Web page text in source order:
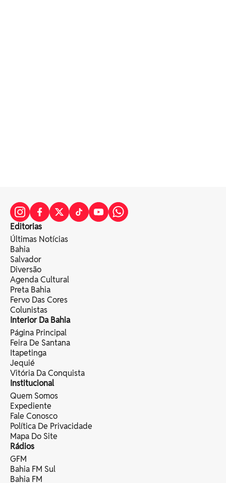
Editorias
Últimas Notícias
Bahia
Salvador
Diversão
Agenda Cultural
Preta Bahia
Fervo Das Cores
Colunistas
Interior Da Bahia
Página Principal
Feira De Santana
Itapetinga
Jequié
Vitória Da Conquista
Institucional
Quem Somos
Expediente
Fale Conosco
Política De Privacidade
Mapa Do Site
Rádios
GFM
Bahia FM Sul
Bahia FM